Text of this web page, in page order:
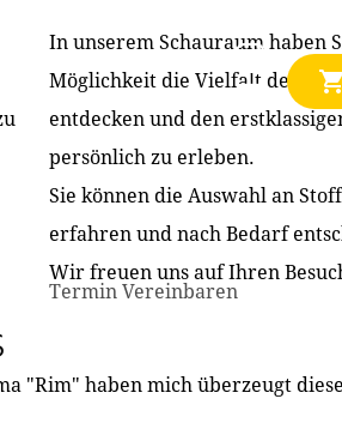
In unserem Schauraum haben
Möglichkeit die Vielfalt der
entdecken und den
persönlich zu erleben.
Sie können die Auswahl an
erfahren und nach Bedarf
Wir freuen uns auf Ihren
Termin Vereinbaren
"Rim" haben mich überzeugt